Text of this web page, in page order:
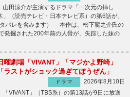
山田涼介が主演するドラマ「一次元の挿し
」（読売テレビ・日本テレビ系）の第6話が、
バレを含みます） 本作は、松下龍之介氏の
発掘された200年前の人骨が、失踪した妹の
曜劇場「VIVANT」「マジかよ野崎」
「ラストがショック過ぎてぼうぜん」
ドラマ
2026年8月10日
「VIVANT」（TBS系）の第13話が9日に放送